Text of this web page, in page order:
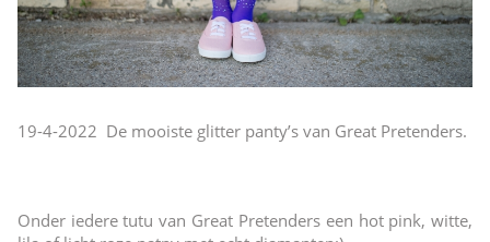
19-4-2022 De mooiste glitter panty’s van Great Pretenders.
Onder iedere tutu van Great Pretenders een hot pink, witte,